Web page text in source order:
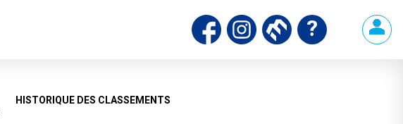
HISTORIQUE DES CLASSEMENTS